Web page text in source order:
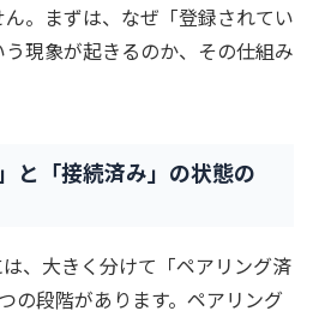
。まずは、なぜ「登録されてい
現象が起きるのか、その仕組み
と「接続済み」の状態の
、大きく分けて「ペアリング済
の段階があります。ペアリング